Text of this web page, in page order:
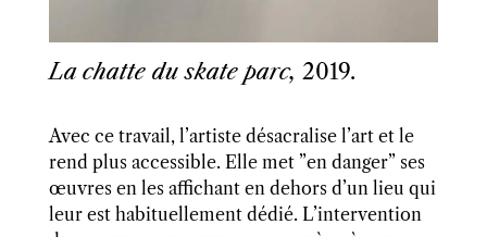
La chatte du skate parc, 2019.
Avec ce travail, l’artiste désacralise l’art et le
rend plus accessible. Elle met”en danger” ses
œuvres en les affichant en dehors d’un lieu qui
leur est habituellement dédié. L’intervention